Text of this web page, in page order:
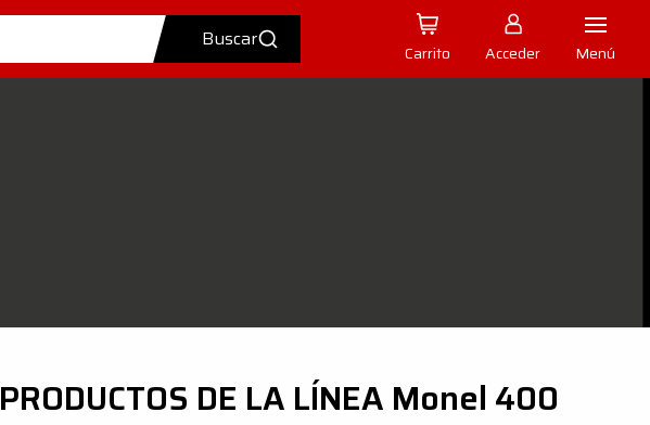
Carrito Acceder Menú
PRODUCTOS DE LA LÍNEA Monel 400